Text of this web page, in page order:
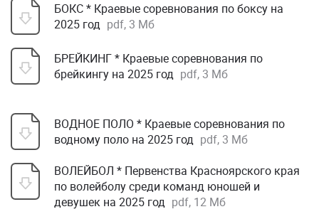
БОКС * Краевые соревнования по боксу на
2025 год pdf, 3 Мб
БРЕЙКИНГ * Краевые соревнования по
брейкингу на 2025 год pdf, 3 Мб
ВОДНОЕ ПОЛО * Краевые соревнования по
водному поло на 2025 год pdf, 3 Мб
ВОЛЕЙБОЛ * Первенства Красноярского края
по волейболу среди команд юношей и
девушек на 2025 год pdf, 12 Мб